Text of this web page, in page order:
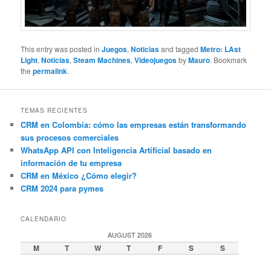
This entry was posted inJuegos,Noticiasand taggedMetro: LAst
Light,Noticias,Steam Machines,VideojuegosbyMauro. Bookmark
thepermalink.
TEMAS RECIENTES
CRM en Colombia: cómo las empresas están transformando
sus procesos comerciales
WhatsApp API con Inteligencia Artificial basado en
información de tu empresa
CRM en México ¿Cómo elegir?
CRM 2024 para pymes
CALENDARIO
AUGUST 2026
M T W T F S S